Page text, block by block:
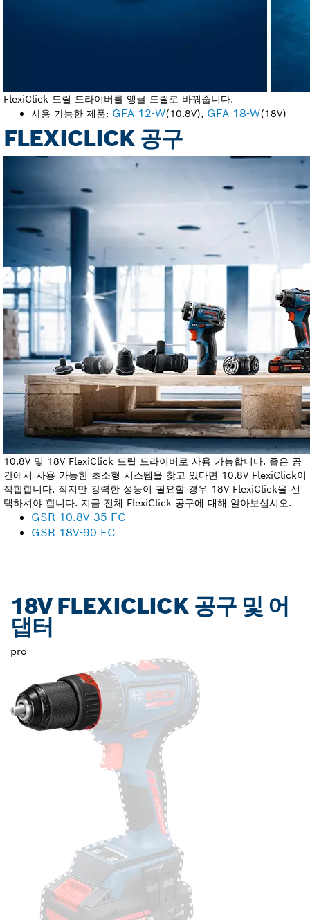
FlexiClick 드릴 드라이버를 앵글 드릴로 바꿔줍니다.
사용 가능한 제품: GFA 12-W(10.8V), GFA 18-W(18V)
FLEXICLICK 공구
10.8V 및 18V FlexiClick 드릴 드라이버로 사용 가능합니다. 좁은 공
간에서 사용 가능한 초소형 시스템을 찾고 있다면 10.8V FlexiClick이
적합합니다. 작지만 강력한 성능이 필요할 경우 18V FlexiClick을 선
택하셔야 합니다. 지금 전체 FlexiClick 공구에 대해 알아보십시오.
GSR 10.8V-35 FC
GSR 18V-90 FC
18V FLEXICLICK 공구 및 어
댑터
pro